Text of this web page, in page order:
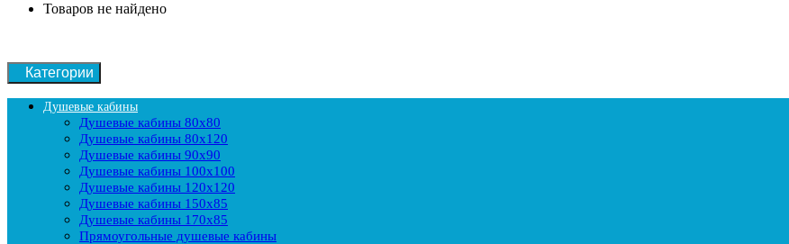
Товаров не найдено
Категории
Душевые кабины
Душевые кабины 80x80
Душевые кабины 80x120
Душевые кабины 90х90
Душевые кабины 100x100
Душевые кабины 120x120
Душевые кабины 150x85
Душевые кабины 170x85
Прямоугольные душевые кабины